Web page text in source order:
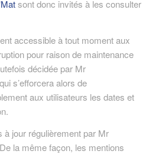
sont donc invités à les consulter
accessible à tout moment aux
pour raison de maintenance
décidée par Mr
s’efforcera alors de
aux utilisateurs les dates et
jour régulièrement par Mr
la même façon, les mentions